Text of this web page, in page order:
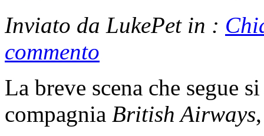
Inviato da LukePet in :
commento
La breve scena che segue
compagnia British Airways